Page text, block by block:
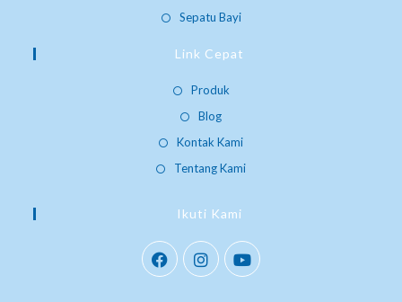
Sepatu Bayi
Link Cepat
Produk
Blog
Kontak Kami
Tentang Kami
Ikuti Kami